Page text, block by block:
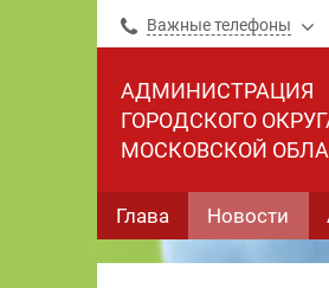
Важные телефоны
АДМИНИСТРАЦИЯ
ГОРОДСКОГО
МОСКОВСКОЙ
Глава Новости